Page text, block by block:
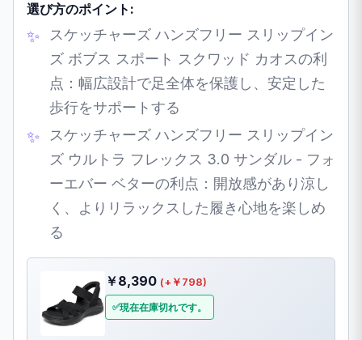
選び方のポイント:
スケッチャーズ ハンズフリー スリップイン
ズ ボブス スポート スクワッド カオスの利
点：幅広設計で足全体を保護し、安定した
歩行をサポートする
スケッチャーズ ハンズフリー スリップイン
ズ ウルトラ フレックス 3.0 サンダル - フォ
ーエバー ベターの利点：開放感があり涼し
く、よりリラックスした履き心地を楽しめ
る
￥8,390 (+￥798)
現在在庫切れです。